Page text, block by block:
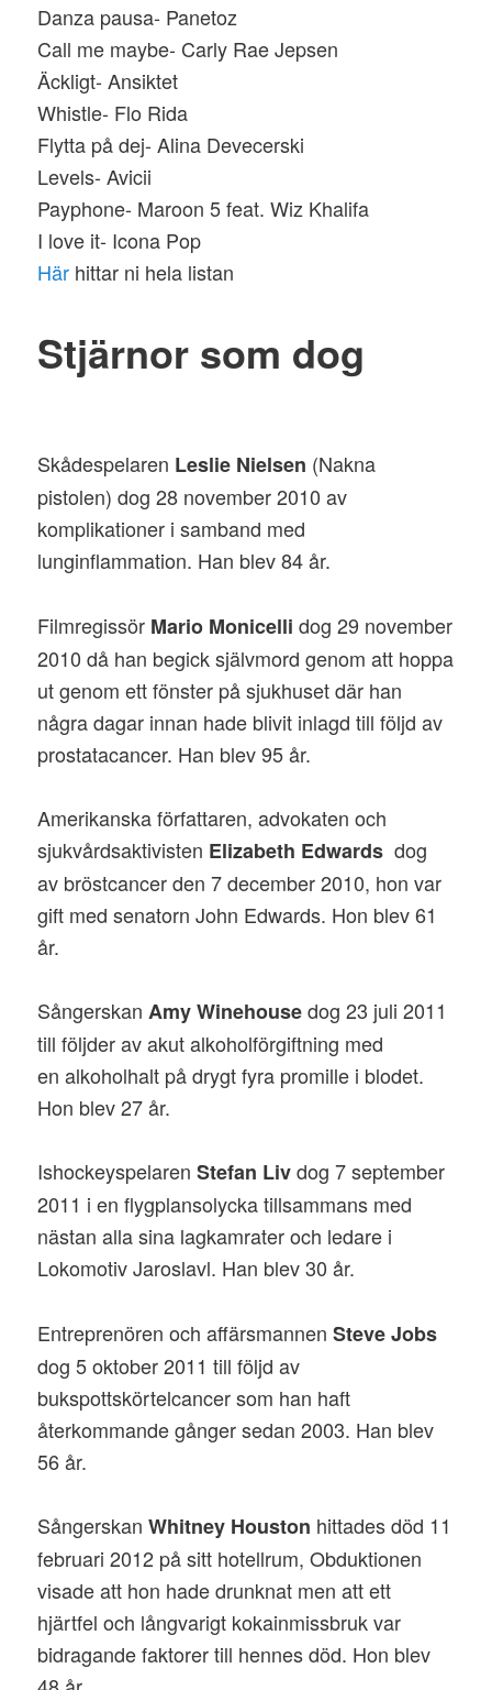
Danza pausa- Panetoz
Call me maybe- Carly Rae Jepsen
Äckligt- Ansiktet
Whistle- Flo Rida
Flytta på dej- Alina Devecerski
Levels- Avicii
Payphone- Maroon 5 feat. Wiz Khalifa
I love it- Icona Pop
Här hittar ni hela listan
Stjärnor som dog
Skådespelaren Leslie Nielsen (Nakna
pistolen) dog 28 november 2010 av
komplikationer i samband med
lunginflammation. Han blev 84 år.
Filmregissör Mario Monicelli dog 29 november
2010 då han begick självmord genom att hoppa
ut genom ett fönster på sjukhuset där han
några dagar innan hade blivit inlagd till följd av
prostatacancer. Han blev 95 år.
Amerikanska författaren, advokaten och
sjukvårdsaktivisten Elizabeth Edwards dog
av bröstcancer den 7 december 2010, hon var
gift med senatorn John Edwards. Hon blev 61
år.
SångerskanAmy Winehousedog 23 juli 2011
till följder av akut alkoholförgiftning med
en alkoholhalt på drygt fyra promille i blodet.
Hon blev 27 år.
IshockeyspelarenStefan Livdog 7 september
2011 i en flygplansolycka tillsammans med
nästan alla sina lagkamrater och ledare i
Lokomotiv Jaroslavl. Han blev 30 år.
Entreprenören och affärsmannenSteve Jobs
dog 5 oktober 2011 till följd av
bukspottskörtelcancer som han haft
återkommande gånger sedan 2003. Han blev
56 år.
SångerskanWhitney Houston hittades död 11
februari 2012 på sitt hotellrum, Obduktionen
visade att hon hade drunknat men att ett
hjärtfel och långvarigt kokainmissbruk var
bidragande faktorer till hennes död. Hon blev